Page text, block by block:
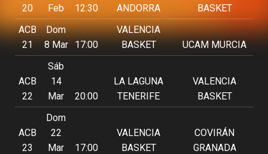
20
Feb
12:30
ANDORRA
BASKET
ACB
21
Dom
8 Mar
17:00
VALENCIA
BASKET
UCAM MURCIA
ACB
22
Sáb
14
Mar
20:00
LA LAGUNA
TENERIFE
VALENCIA
BASKET
ACB
23
Dom
22
Mar
17:00
VALENCIA
BASKET
COVIRÁN
GRANADA